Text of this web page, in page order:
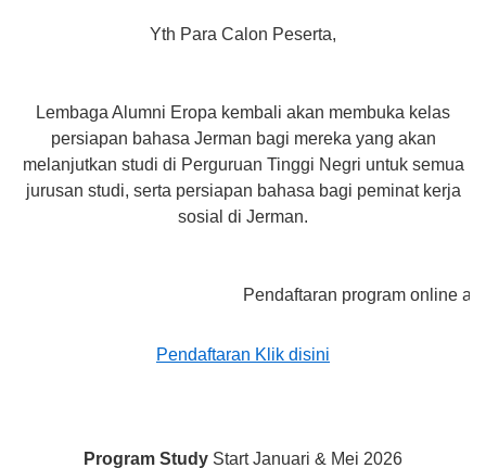
Yth Para Calon Peserta,
Lembaga Alumni Eropa kembali akan membuka kelas
persiapan bahasa Jerman bagi mereka yang akan
melanjutkan studi di Perguruan Tinggi Negri untuk semua
jurusan studi, serta persiapan bahasa bagi peminat kerja
sosial di Jerman.
Pendaftaran program online akan di
Pendaftaran Klik disini
Program Study Start Januari & Mei 2026